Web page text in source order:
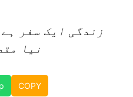
زندگی ایک سفر
نیا
COPY